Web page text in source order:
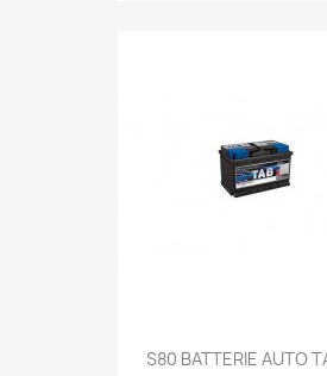
S80 BATTERIE AUTO